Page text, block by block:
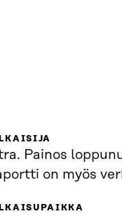
loppunut.
on myös